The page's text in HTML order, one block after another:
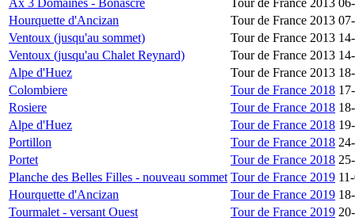
Hourquette d'Ancizan
Tour de France 2013
Ventoux (jusqu'au sommet)
Tour de France 2013
Ventoux (jusqu'au Chalet Reynard)
Tour de France 2013
Alpe d'Huez
Tour de France 2013
Colombiere
Tour de France 2018
Rosiere
Tour de France 2018
Alpe d'Huez
Tour de France 2018
Portillon
Tour de France 2018
Portet
Tour de France 2018
Planche des Belles Filles - nouveau sommet Tour de France 2019
Hourquette d'Ancizan
Tour de France 2019
Tourmalet - versant Ouest
Tour de France 2019